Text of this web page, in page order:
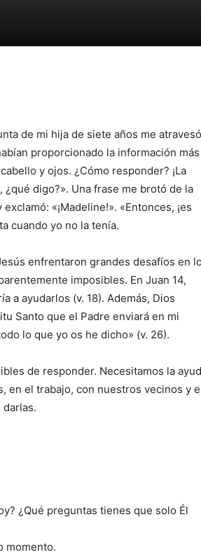
de mi hija de siete años me atravesó
proporcionado la información más
y ojos. ¿Cómo responder? ¡La
digo?». Una frase me brotó de la
«¡Madeline!». «Entonces, ¡es
cuando yo no la tenía.
enfrentaron grandes desafíos en
imposibles. En Juan 14,
a ayudarlos (v. 18). Además, Dios
Santo que el Padre enviará en mi
lo que yo os he dicho» (v. 26).
de responder. Necesitamos la
en el trabajo, con nuestros vecinos y
¿Qué preguntas tienes que solo Él
momento.